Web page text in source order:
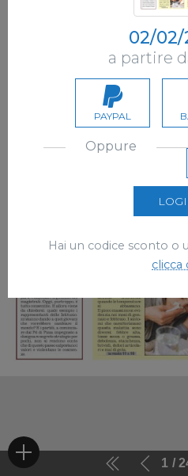
1
02/02/
a partire
PAYPAL
Oppure
Hai un codice sconto o
clicca